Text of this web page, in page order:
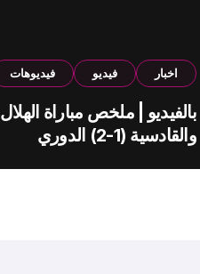
اخبار فيديو فيديوهات
بالفيديو | ملخص مباراة الهلال
والقادسية (1-2) الدوري